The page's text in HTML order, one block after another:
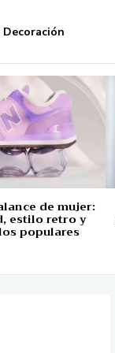
Decoración
de mujer:
estilo retro y
populares